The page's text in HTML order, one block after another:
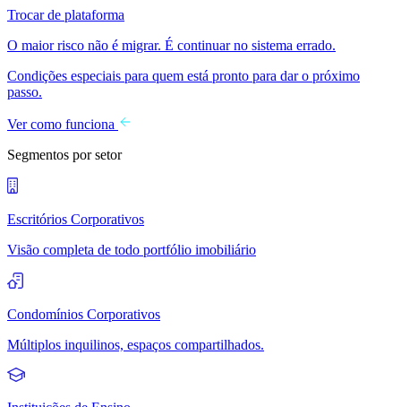
Trocar de plataforma
O maior risco não é migrar. É continuar no sistema errado.
Condições especiais para quem está pronto para dar o próximo
passo.
Ver como funciona
Segmentos por setor
Escritórios Corporativos
Visão completa de todo portfólio imobiliário
Condomínios Corporativos
Múltiplos inquilinos, espaços compartilhados.